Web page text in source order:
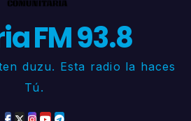
FM 93.8
duzu. Esta radio la haces
Tú.